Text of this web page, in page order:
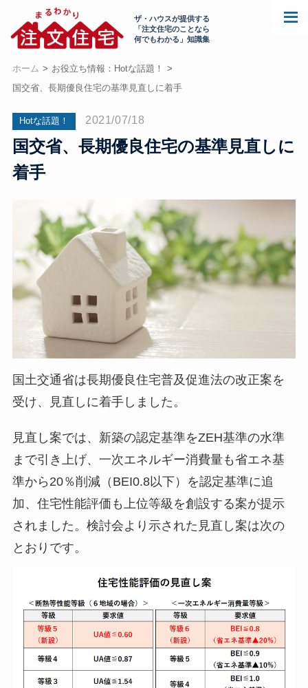
ザ・ハウスが提供する
「注文住宅のことなら
何でもわかる」知識集
ホーム
お役立ち情報：Hotな話題！
国交省、長期優良住宅の基準見直しに着手
Hotな話題！ 2021/07/18
国交省、長期優良住宅の基準見直しに
着手
国土交通省は長期優良住宅普及促進法の改正案を
受け、見直しに着手しました。
見直し案では、新築の認定基準をZEH基準の水準
まで引き上げ、一次エネルギー消費量も省エネ基
準から20％削減（BEI0.8以下）を認定基準に追
加、住宅性能評価も上位等級を創設する案が提示
されました。検討会より示された見直し案は次の
とおりです。